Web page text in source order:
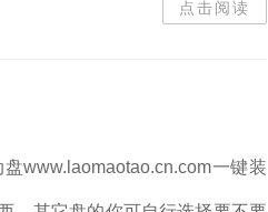
点击阅读
www.laomaotao.cn.com一键装